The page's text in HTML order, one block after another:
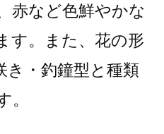
赤など色鮮やかな
す。また、花の形
き・釣鐘型と種類
。